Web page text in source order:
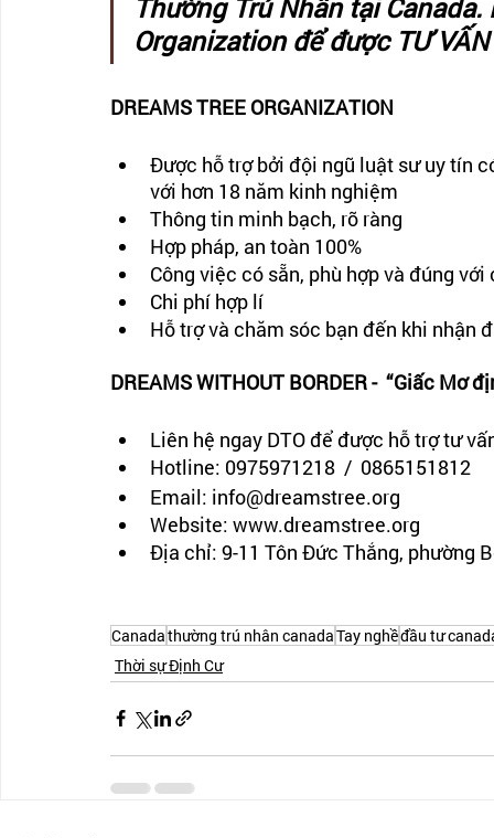
Thường Trú Nhân tại
Organization để được TƯ
DREAMS TREE ORGANIZATION
Được hỗ trợ bởi đội ngũ luật sư uy tín
với hơn 18 năm kinh nghiệm
Thông tin minh bạch, rõ ràng
Hợp pháp, an toàn 100%
Công việc có sẵn, phù hợp và đúng
Chi phí hợp lí
Hỗ trợ và chăm sóc bạn đến khi nhận
DREAMS WITHOUT BORDER -  “Giấc Mơ
Liên hệ ngay DTO để được hỗ trợ tư
Hotline: 0975971218  /  0865151812
Email: info@dreamstree.org
Website: www.dreamstree.org
Địa chỉ: 9-11 Tôn Đức Thắng, phường
Canadathường trú nhân canadaTay nghềđầu tư
Thời sự Định Cư